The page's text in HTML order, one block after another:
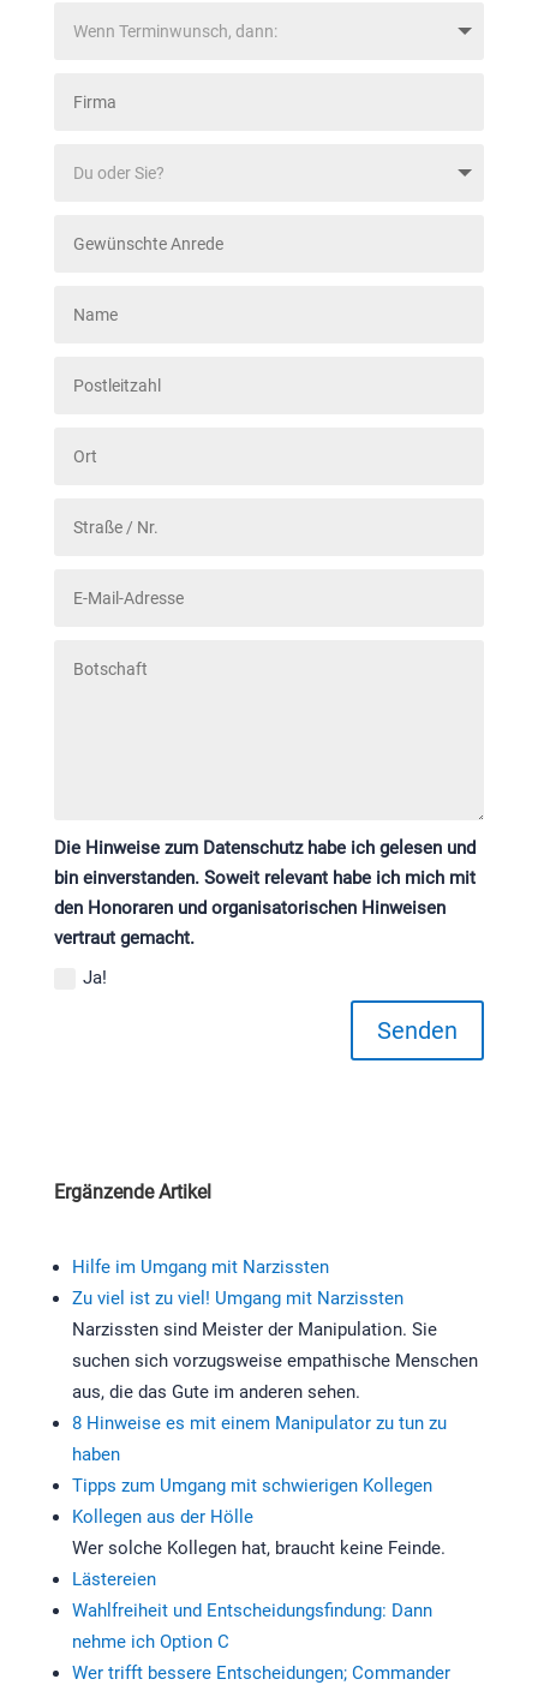
Die Hinweise zum Datenschutz habe ich gelesen und
bin einverstanden. Soweit relevant habe ich mich mit
den Honoraren und organisatorischen Hinweisen
vertraut gemacht.
Ja!
Senden
Ergänzende Artikel
Hilfe im Umgang mit Narzissten
Zu viel ist zu viel! Umgang mit Narzissten
Narzissten sind Meister der Manipulation. Sie
suchen sich vorzugsweise empathische Menschen
aus, die das Gute im anderen sehen.
8 Hinweise es mit einem Manipulator zu tun zu
haben
Tipps zum Umgang mit schwierigen Kollegen
Kollegen aus der Hölle
Wer solche Kollegen hat, braucht keine Feinde.
Lästereien
Wahlfreiheit und Entscheidungsfindung: Dann
nehme ich Option C
Wer trifft bessere Entscheidungen; Commander